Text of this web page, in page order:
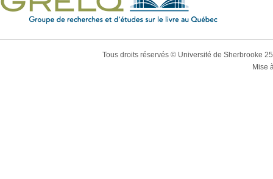
Tous droits réservés © Université de Sherbrooke
Mise